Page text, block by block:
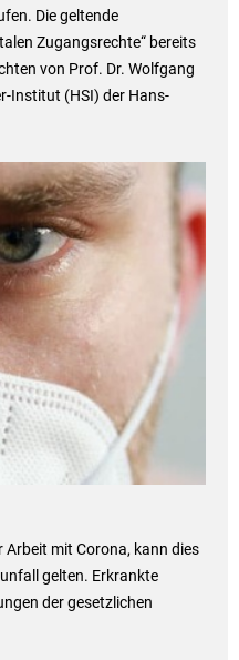
Die geltende
Zugangsrechte“ bereits
von Prof. Dr. Wolfgang
Institut (HSI) der Hans-
Arbeit mit Corona, kann dies
gelten. Erkrankte
der gesetzlichen